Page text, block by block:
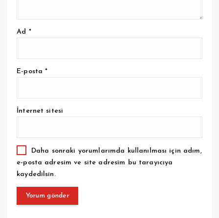
Ad *
E-posta*
İnternet sitesi
Daha sonraki yorumlarımda kullanılması için adım,
e-posta adresim ve site adresim bu tarayıcıya
kaydedilsin.